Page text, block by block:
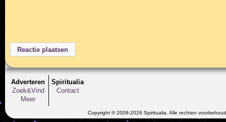
Adverteren
Zoek&Vind
Meer
Spiritualia
Contact
Copyright © 2008-2026 Spiritualia. Alle rechten